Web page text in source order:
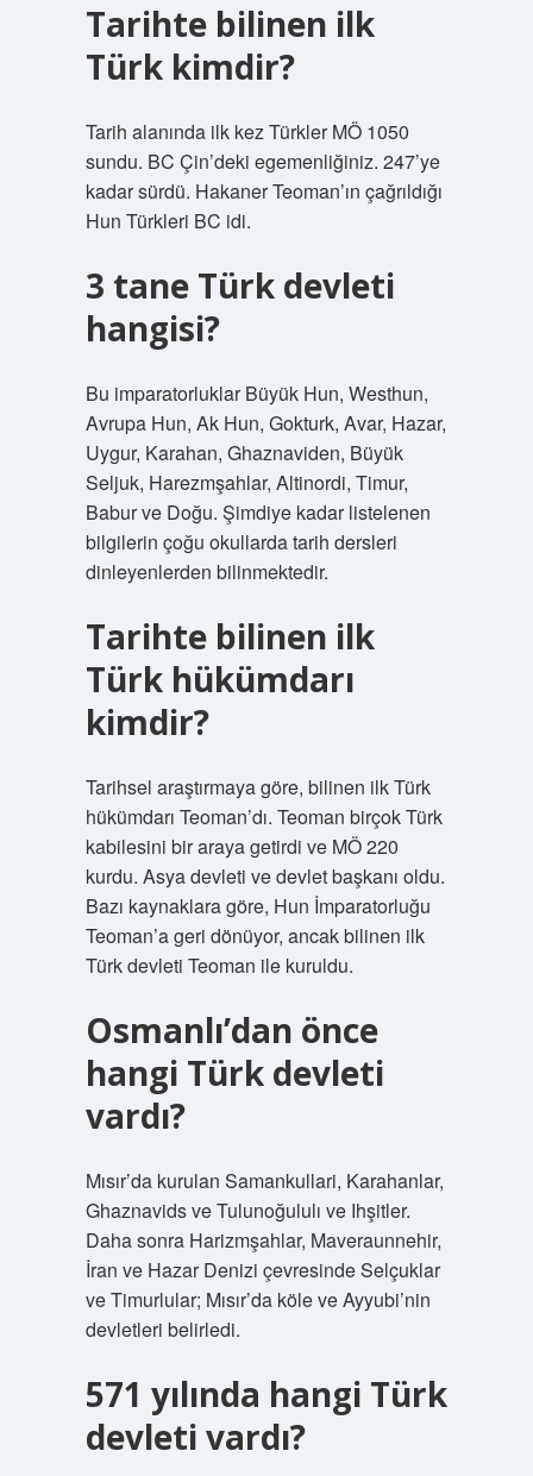
Tarihte bilinen ilk
Türk kimdir?
Tarih alanında ilk kez Türkler MÖ 1050
sundu. BC Çin’deki egemenliğiniz. 247’ye
kadar sürdü. Hakaner Teoman’ın çağrıldığı
Hun Türkleri BC idi.
3 tane Türk devleti
hangisi?
Bu imparatorluklar Büyük Hun, Westhun,
Avrupa Hun, Ak Hun, Gokturk, Avar, Hazar,
Uygur, Karahan, Ghaznaviden, Büyük
Seljuk, Harezmşahlar, Altinordi, Timur,
Babur ve Doğu. Şimdiye kadar listelenen
bilgilerin çoğu okullarda tarih dersleri
dinleyenlerden bilinmektedir.
Tarihte bilinen ilk
Türk hükümdarı
kimdir?
Tarihsel araştırmaya göre, bilinen ilk Türk
hükümdarı Teoman’dı. Teoman birçok Türk
kabilesini bir araya getirdi ve MÖ 220
kurdu. Asya devleti ve devlet başkanı oldu.
Bazı kaynaklara göre, Hun İmparatorluğu
Teoman’a geri dönüyor, ancak bilinen ilk
Türk devleti Teoman ile kuruldu.
Osmanlı’dan önce
hangi Türk devleti
vardı?
Mısır’da kurulan Samankullari, Karahanlar,
Ghaznavids ve Tulunoğululı ve Ihşitler.
Daha sonra Harizmşahlar, Maveraunnehir,
İran ve Hazar Denizi çevresinde Selçuklar
ve Timurlular; Mısır’da köle ve Ayyubi’nin
devletleri belirledi.
571 yılında hangi Türk
devleti vardı?